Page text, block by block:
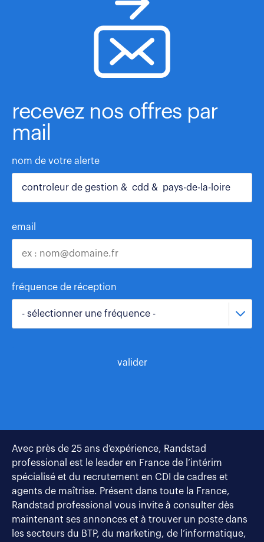
recevez nos offres par
mail
nom de votre alerte
email
fréquence de réception
- sélectionner une fréquence -
valider
Avec près de 25 ans d’expérience, Randstad
professional est le leader en France de l’intérim
spécialisé et du recrutement en CDI de cadres et
agents de maîtrise. Présent dans toute la France,
Randstad professional vous invite à consulter dès
maintenant ses annonces et à trouver un poste dans
les secteurs du BTP, du marketing, de l’informatique,